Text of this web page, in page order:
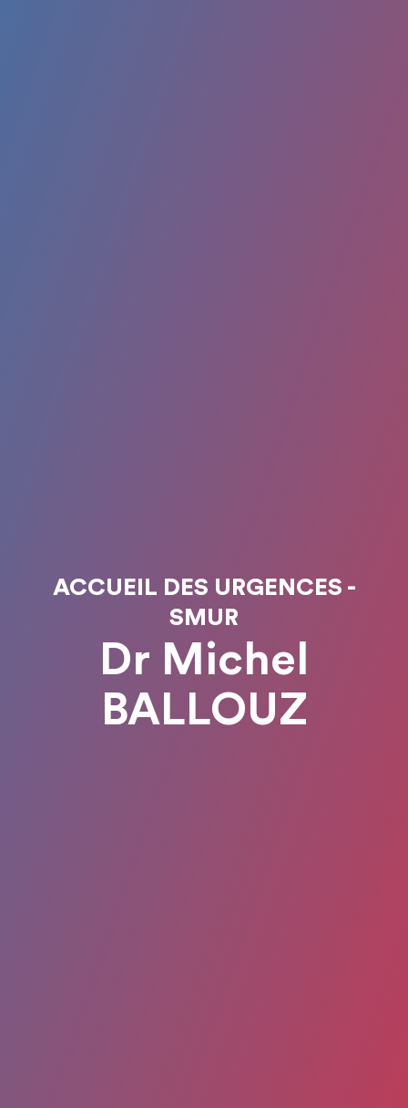
ACCUEIL DES URGENCES -
SMUR
Dr Michel
BALLOUZ